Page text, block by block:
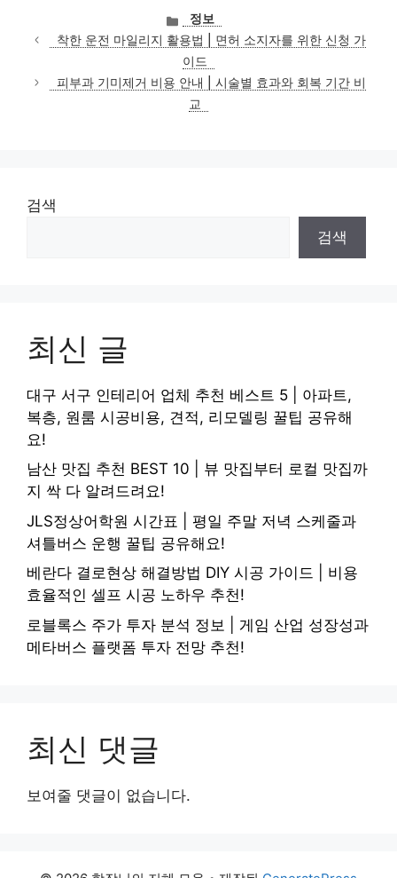
카
테
고
리
정보
착한 운전 마일리지 활용법 | 면허 소지자를 위한 신청 가
이드
피부과 기미제거 비용 안내 | 시술별 효과와 회복 기간 비
교
검색
검색
최신 글
대구 서구 인테리어 업체 추천 베스트 5 | 아파트,
복층, 원룸 시공비용, 견적, 리모델링 꿀팁 공유해
요!
남산 맛집 추천 BEST 10 | 뷰 맛집부터 로컬 맛집까
지 싹 다 알려드려요!
JLS정상어학원 시간표 | 평일 주말 저녁 스케줄과
셔틀버스 운행 꿀팁 공유해요!
베란다 결로현상 해결방법 DIY 시공 가이드 | 비용
효율적인 셀프 시공 노하우 추천!
로블록스 주가 투자 분석 정보 | 게임 산업 성장성과
메타버스 플랫폼 투자 전망 추천!
최신 댓글
보여줄 댓글이 없습니다.